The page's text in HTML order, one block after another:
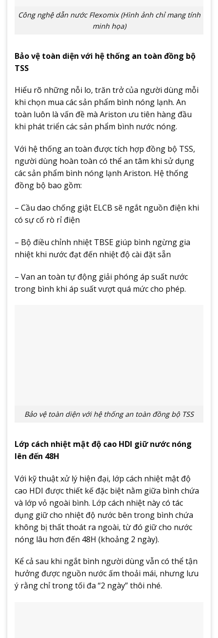
Công nghệ dẫn nước Flexomix (Hình ảnh chỉ mang tính
minh họa)
Bảo vệ toàn diện với hệ thống an toàn đồng bộ
TSS
Hiểu rõ những nỗi lo, trăn trở của người dùng mỗi
khi chọn mua các sản phẩm bình nóng lạnh. An
toàn luôn là vấn đề mà Ariston ưu tiên hàng đầu
khi phát triển các sản phẩm bình nước nóng.
Với hệ thống an toàn được tích hợp đồng bộ TSS,
người dùng hoàn toàn có thể an tâm khi sử dụng
các sản phẩm bình nóng lạnh Ariston. Hệ thống
đồng bộ bao gồm:
– Cầu dao chống giật ELCB sẽ ngắt nguồn điện khi
có sự cố rò rỉ điện
– Bộ điều chỉnh nhiệt TBSE giúp bình ngừng gia
nhiệt khi nước đạt đến nhiệt độ cài đặt sẵn
– Van an toàn tự động giải phóng áp suất nước
trong bình khi áp suất vượt quá mức cho phép.
Bảo vệ toàn diện với hệ thống an toàn đồng bộ TSS
Lớp cách nhiệt mật độ cao HDI giữ nước nóng
lên đến 48H
Với kỹ thuật xử lý hiện đại, lớp cách nhiệt mật độ
cao HDI được thiết kế đặc biệt nằm giữa bình chứa
và lớp vỏ ngoài bình. Lớp cách nhiệt này có tác
dụng giữ cho nhiệt độ nước bên trong bình chứa
không bị thất thoát ra ngoài, từ đó giữ cho nước
nóng lâu hơn đến 48H (khoảng 2 ngày).
Kể cả sau khi ngắt bình người dùng vẫn có thể tận
hưởng được nguồn nước ấm thoải mái, nhưng lưu
ý rằng chỉ trong tối đa “2 ngày” thôi nhé.